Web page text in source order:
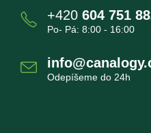
+420 604 751
Po- Pá: 8:00 - 16:00
Odepíšeme do 24h